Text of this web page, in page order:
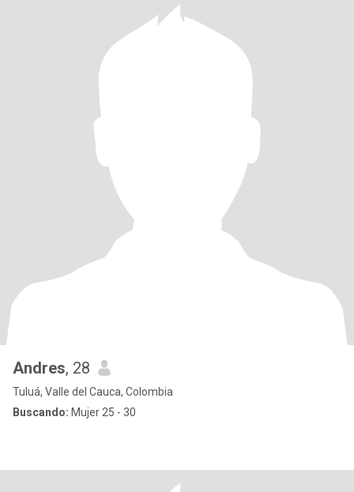
Andres, 28
Tuluá, Valle del Cauca, Colombia
Buscando: Mujer 25 - 30